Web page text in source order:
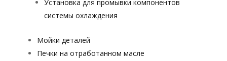
Установка для промывки компонентов
системы охлаждения
Мойки деталей
Печки на отработанном масле